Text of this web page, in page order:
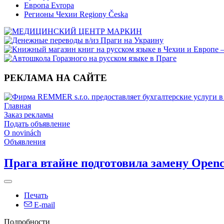
Европа Evropa
Регионы Чехии Regiony Česka
РЕКЛАМА НА САЙТЕ
Главная
Заказ рекламы
Подать объявление
O novinách
Объявления
Прага втайне подготовила замену
Печать
E-mail
Подробности